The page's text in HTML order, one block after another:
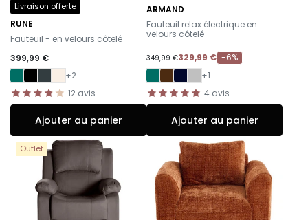
Livraison offerte
RUNE
-
Fauteuil - en velours côtelé
399,99 €
+2
12 avis
Ajouter au panier
ARMAND
-
Fauteuil relax électrique en
velours côtelé
349,99 €329,99 € -6%
+1
4 avis
Ajouter au panier
Outlet